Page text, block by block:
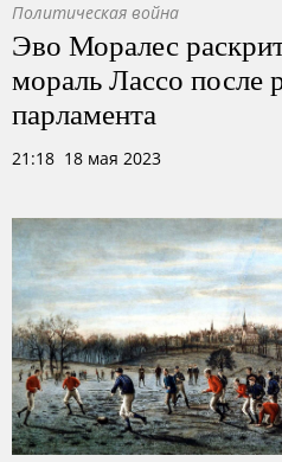
Политическая война
Эво Моралес
мораль Лассо после
парламента
21:18 18 мая 2023